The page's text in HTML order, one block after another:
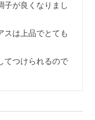
イザー
子が良くなりまし
スは上品でとても
てつけられるので